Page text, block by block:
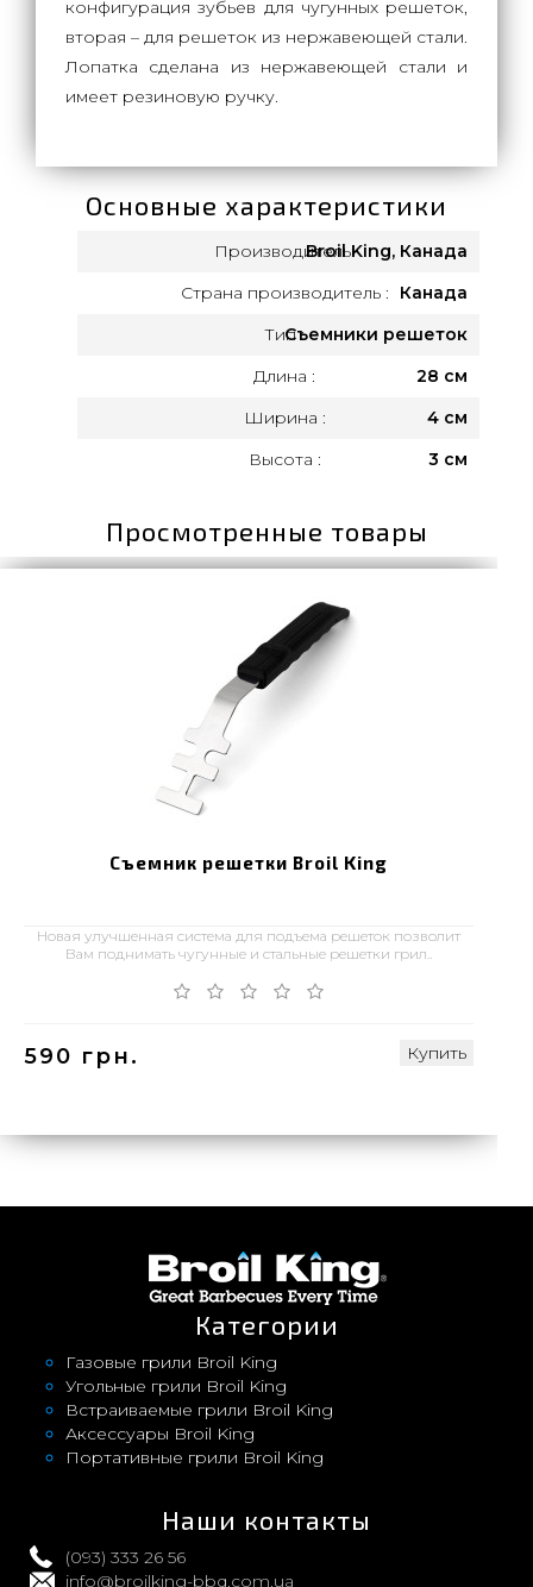
конфигурация зубьев для чугунных решеток,
вторая – для решеток из нержавеющей стали.
Лопатка сделана из нержавеющей стали и
имеет резиновую ручку.
Основные характеристики
Производитель:Broil King, Канада
Страна производитель :
Канада
Тип :Съемники решеток
Длина :
28 см
Ширина :
4 см
Высота :
3 см
Просмотренные товары
Съемник решетки Broil King
Новая улучшенная система для подъема решеток позволит
Вам поднимать чугунные и стальные решетки грил..
590 грн. Купить
Категории
Газовые грили Broil King
Угольные грили Broil King
Встраиваемые грили Broil King
Аксессуары Broil King
Портативные грили Broil King
Наши контакты
(093) 333 26 56
info@broilking-bbq.com.ua